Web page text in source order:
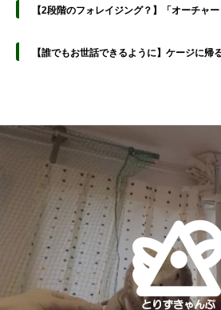
【2段階のフォレイジング？】「オーチャ
【誰でもお世話できるように】ケージに帰